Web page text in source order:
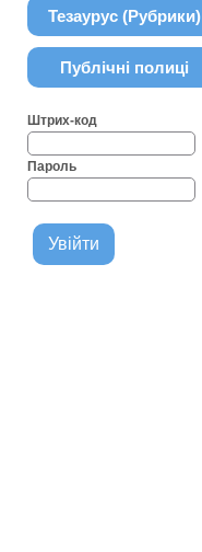
Тезаурус (Рубрики)
Публічні полиці
Штрих-код
Пароль